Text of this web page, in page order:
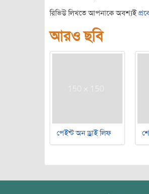
রিভিউ লিখতে আপনাকে অবশ্যই
আরও ছবি
পেইন্ট অন ড্রাই লিফ